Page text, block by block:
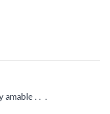
amable . . .